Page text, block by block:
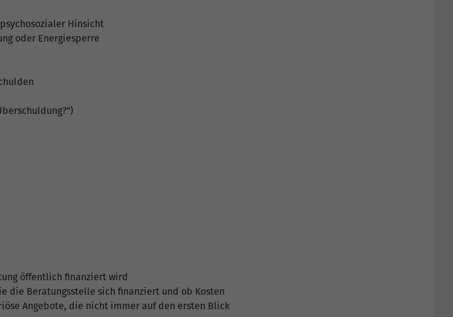
Hinsicht
oder Energiesperre
öffentlich finanziert wird
die Beratungsstelle sich finanziert und ob Kosten
Angebote, die nicht immer auf den ersten Blick